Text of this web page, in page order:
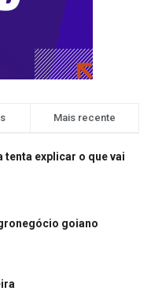
Mais recente
tenta explicar o que vai
goiano